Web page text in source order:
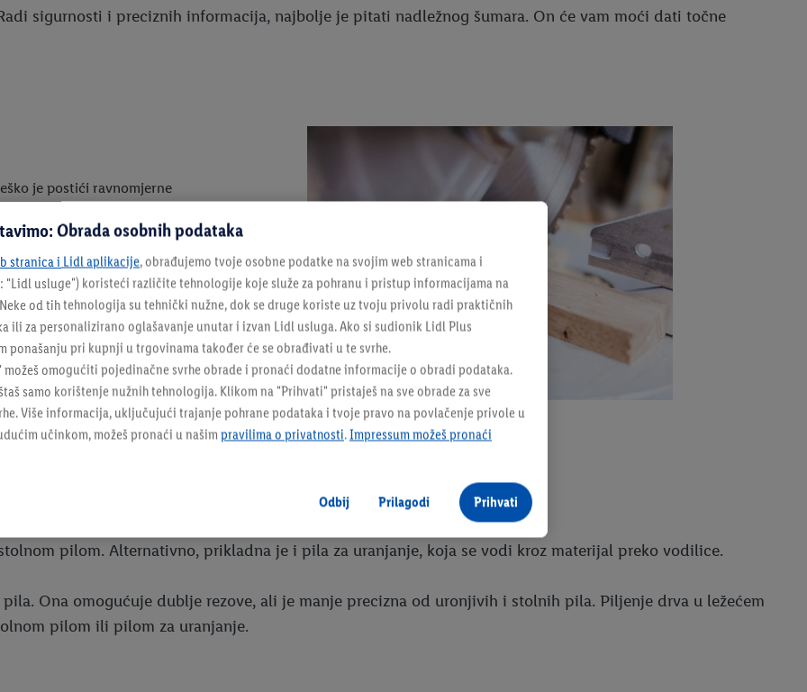
sigurnosti i preciznih informacija, najbolje je pitati nadležnog šumara. On će vam moći dati točne
je postići ravnomjerne
skošenje i ravnomjerno
pilom. Alternativno, prikladna je i pila za uranjanje, koja se vodi kroz materijal preko vodilice.
Ona omogućuje dublje rezove, ali je manje precizna od uronjivih i stolnih pila. Piljenje drva u ležećem
pilom ili pilom za uranjanje.
Obrada osobnih podataka
stranica i Lidl aplikacije, obrađujemo tvoje osobne podatke na svojim web stranicama i
"Lidl usluge") koristeći različite tehnologije koje služe za pohranu i pristup informacijama na
od tih tehnologija su tehnički nužne, dok se druge koriste uz tvoju privolu radi praktičnih
ili za personalizirano oglašavanje unutar i izvan Lidl usluga. Ako si sudionik Lidl Plus
ponašanju pri kupnji u trgovinama također će se obrađivati u te svrhe.
omogućiti pojedinačne svrhe obrade i pronaći dodatne informacije o obradi podataka.
samo korištenje nužnih tehnologija. Klikom na "Prihvati" pristaješ na sve obrade za sve
Više informacija, uključujući trajanje pohrane podataka i tvoje pravo na povlačenje privole u
učinkom, možeš pronaći u našim pravilima o privatnosti.Impressum možeš pronaći
Odbij Prilagodi Prihvati